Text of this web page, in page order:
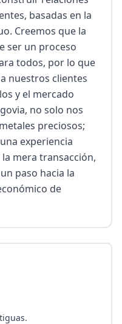
basadas en la
Creemos que la
ser un proceso
todos, por lo que
nuestros clientes
y el mercado
no solo nos
preciosos;
experiencia
mera transacción,
paso hacia la
de